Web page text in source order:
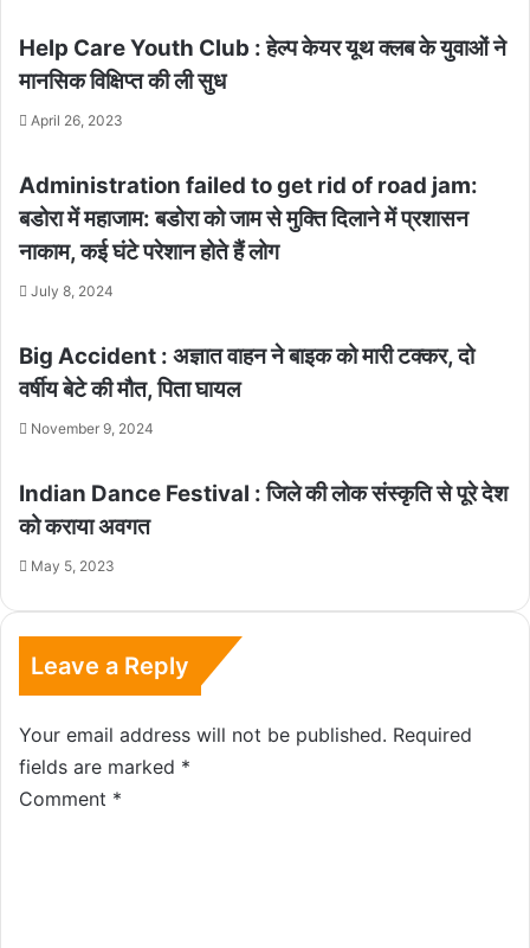
Help Care Youth Club : हेल्प केयर यूथ क्लब के युवाओं ने
मानसिक विक्षिप्त की ली सुध
April 26, 2023
Administration failed to get rid of road jam:
बडोरा में महाजाम: बडोरा को जाम से मुक्ति दिलाने में प्रशासन
नाकाम, कई घंटे परेशान होते हैं लोग
July 8, 2024
Big Accident : अज्ञात वाहन ने बाइक को मारी टक्कर, दो
वर्षीय बेटे की मौत, पिता घायल
November 9, 2024
Indian Dance Festival : जिले की लोक संस्कृति से पूरे देश
को कराया अवगत
May 5, 2023
Leave a Reply
Your email address will not be published. Required
fields are marked *
Comment *